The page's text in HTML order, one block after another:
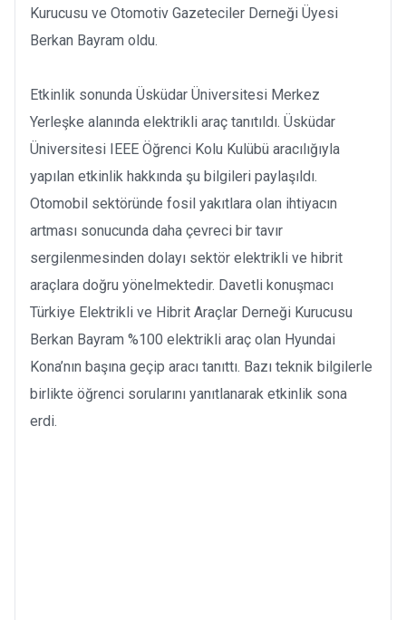
Kurucusu ve Otomotiv Gazeteciler Derneği Üyesi
Berkan Bayram oldu.
Etkinlik sonunda Üsküdar Üniversitesi Merkez
Yerleşke alanında elektrikli araç tanıtıldı. Üsküdar
Üniversitesi IEEE Öğrenci Kolu Kulübü aracılığıyla
yapılan etkinlik hakkında şu bilgileri paylaşıldı.
Otomobil sektöründe fosil yakıtlara olan ihtiyacın
artması sonucunda daha çevreci bir tavır
sergilenmesinden dolayı sektör elektrikli ve hibrit
araçlara doğru yönelmektedir. Davetli konuşmacı
Türkiye Elektrikli ve Hibrit Araçlar Derneği Kurucusu
Berkan Bayram %100 elektrikli araç olan Hyundai
Kona’nın başına geçip aracı tanıttı. Bazı teknik bilgilerle
birlikte öğrenci sorularını yanıtlanarak etkinlik sona
erdi.